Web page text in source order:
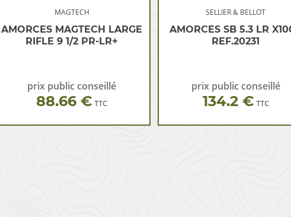
MAGTECH
AMORCES MAGTECH LARGE
RIFLE 9 1/2 PR-LR+
prix public conseillé
88.66 € TTC
SELLIER & BELLOT
AMORCES SB 5.3 LR
REF.20231
prix public conseillé
134.2 € TTC